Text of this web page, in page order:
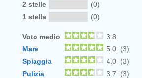
2 stelle
(0)
1 stella
(0)
Voto medio
3.8
Mare
5.0 (3)
Spiaggia
4.0 (3)
Pulizia
3.7 (3)